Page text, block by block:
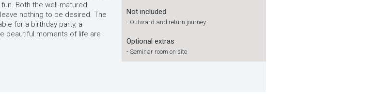
Both the well-matured
nothing to be desired. The
for a birthday party, a
beautiful moments of life are
Not included
- Outward and return journey
Optional extras
- Seminar room on site